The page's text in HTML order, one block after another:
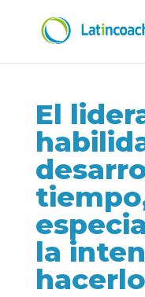
El
la